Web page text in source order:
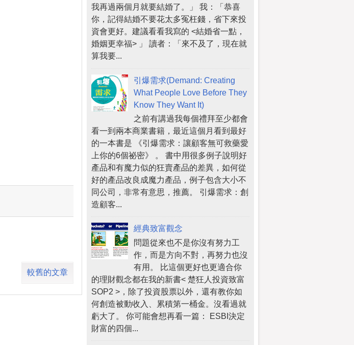
較舊的文章
我再過兩個月就要結婚了。」 我：「恭喜
你，記得結婚不要花太多冤枉錢，省下來投
資會更好。建議看看我寫的 <結婚省一點，
婚姻更幸福> 」 讀者：「來不及了，現在就
算我要...
引爆需求(Demand: Creating
What People Love Before They
Know They Want It)
之前有講過我每個禮拜至少都會
看一到兩本商業書籍，最近這個月看到最好
的一本書是 《引爆需求：讓顧客無可救藥愛
上你的6個祕密》 。 書中用很多例子說明好
產品和有魔力似的狂賣產品的差異，如何從
好的產品改良成魔力產品，例子包含大小不
同公司，非常有意思，推薦。 引爆需求：創
造顧客...
經典致富觀念
問題從來也不是你沒有努力工
作，而是方向不對，再努力也沒
有用。 比這個更好也更適合你
的理財觀念都在我的新書< 楚狂人投資致富
SOP2 >，除了投資股票以外，還有教你如
何創造被動收入、累積第一桶金。沒看過就
虧大了。 你可能會想再看一篇： ESBI決定
財富的四個...